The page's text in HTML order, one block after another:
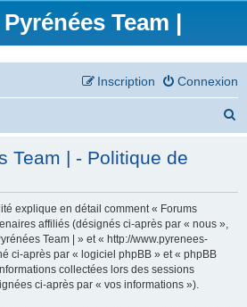
Team |
Connexion
Inscription
h
Team | - Politique de
explique en détail comment « Forums
affiliés (désignés ci-après par « nous »,
Team | » et « http://www.pyrenees-
ci-après par « logiciel phpBB » et « phpBB
collectées lors des sessions
ci-après par « vos informations »).